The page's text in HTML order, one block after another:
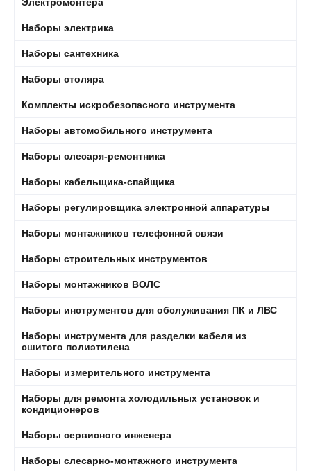
Наборы электрика
Наборы сантехника
Наборы столяра
Комплекты искробезопасного инструмента
Наборы автомобильного инструмента
Наборы слесаря-ремонтника
Наборы кабельщика-спайщика
Наборы регулировщика электронной аппаратуры
Наборы монтажников телефонной связи
Наборы строительных инструментов
Наборы монтажников ВОЛС
Наборы инструментов для обслуживания ПК и ЛВС
Наборы инструмента для разделки кабеля из
сшитого полиэтилена
Наборы измерительного инструмента
Наборы для ремонта холодильных установок и
кондиционеров
Наборы сервисного инженера
Наборы слесарно-монтажного инструмента